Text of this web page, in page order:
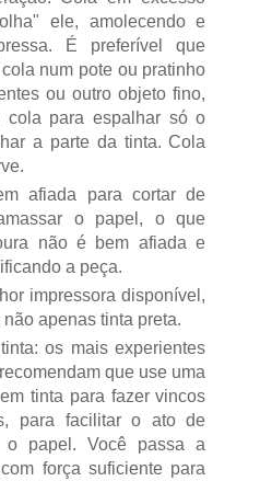
ele, amolecendo e
É preferível que
num pote ou pratinho
ou outro objeto fino,
cola para espalhar só o
a parte da tinta. Cola
afiada para cortar de
o papel, o que
não é bem afiada e
a peça.
impressora disponível,
apenas tinta preta.
os mais experientes
que use uma
tinta para fazer vincos
para facilitar o ato de
o papel. Você passa a
força suficiente para